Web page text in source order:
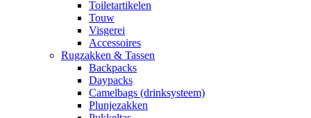
Toiletartikelen
Touw
Visgerei
Accessoires
Rugzakken & Tassen
Backpacks
Daypacks
Camelbags (drinksysteem)
Plunjezakken